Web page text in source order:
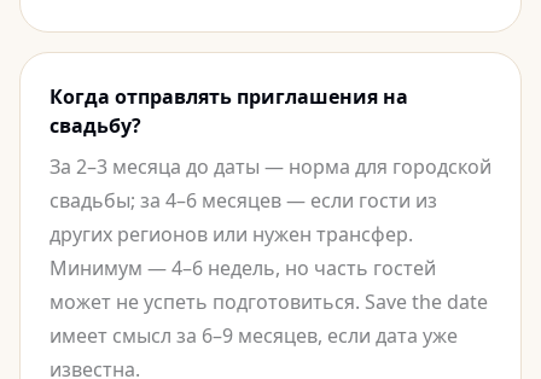
Когда отправлять приглашения на
свадьбу?
За 2–3 месяца до даты — норма для городской
свадьбы; за 4–6 месяцев — если гости из
других регионов или нужен трансфер.
Минимум — 4–6 недель, но часть гостей
может не успеть подготовиться. Save the date
имеет смысл за 6–9 месяцев, если дата уже
известна.